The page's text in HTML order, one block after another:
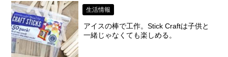
生活情報
アイスの棒で工作。Stick Craftは子供と
一緒じゃなくても楽しめる。